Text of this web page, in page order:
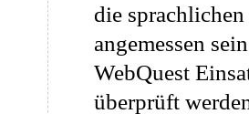
die
angemessen
WebQuest
überprüft